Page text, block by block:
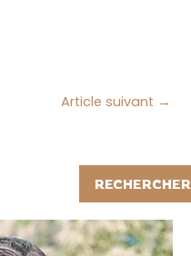
Article suivant →
RECHERCHER